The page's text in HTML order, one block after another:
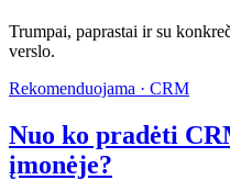
Trumpai, paprastai ir su
verslo.
Rekomenduojama · CRM
Nuo ko pradėti
įmonėje?